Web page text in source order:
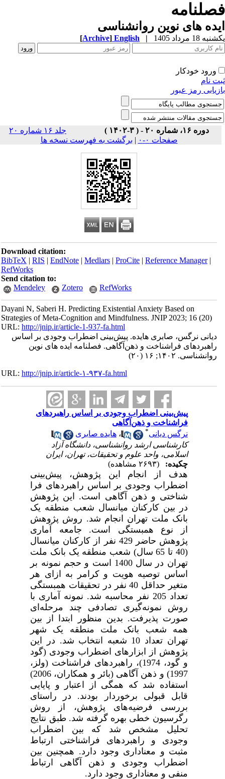
های نوین روانشناسی
18 مرداد 1405 |
English
[Archive]
ورود خودکار
نام
رمز عبور
دوره ۱۶، شماره ۲۰ - ( ۳-۱۴۰۲ )
جلد ۱۶ شماره ۲۰
صفحات ۰-۰
| برگشت به فهرست نسخه ها
Download citation:
BibTeX|RIS|EndNote|Medlars|ProCite|Reference Manager
RefWorks
Send citation to:
Mendeley
Zotero RefWorks
Dayani N, Saberi H. Predicting Existential Anxiety Based on
Strategies of Meta-Cognition and Mindfulness. JNIP 2023; 16 (20)
URL:http://jnip.ir/article-1-937-fa.html
دیانی نرگس، صابری هایده. پیش‌بینی اضطراب وجودی بر اساس
راهبردهای فراشناخت و ذهن‌آگاهی. فصلنامه ایده های نوین
روانشناسی. ۱۴۰۲; ۱۶ (۲۰)
URL:http://jnip.ir/article-۱-۹۳۷-fa.html
پیش‌بینی اضطراب وجودی بر اساس راهبردهای
فراشناخت و ذهن‌آگاهی
نرگس دیانی
،هایده صابری
کارشناسی ارشد روانشناسی، دانشگاه آزاد
اسلامی، واحد علوم و تحقیقات، تهران، ایران
چکیده:
هدف از انجام این پژوهش، پیش‌بینی
اضطراب وجودی بر اساس راهبردهای فرا
شناختی و ذهن آگاهی است. این پژوهش
در بین کارکنان میانسال شعب منطقه یک
بانک ملت تهران انجام شد. روش پژوهش
از نوع همبستگی است.
جامعه آماری
پژوهش حاضر 429 نفر از کارکنان میانسال
(40 تا 65 سال) شعب منطقه یک بانک ملت
تهران در سال 1400 است و حجم نمونه بر
اساس توصیه هویت و کرامر به ازای هر
متغیر حداقل 40 نفر در تحقیقات همبستگی
تعداد 205 نفر محاسبه شد
.نمونه آماری با
روش نمونه‌گیری تصادفی چند مرحله‌ای
صورت پذیرفت. بدین منظور ابتدا از بین
همه شعب بانک ملت منطقه یک شهر
تهران تعداد 10 شعبه انتخاب شد. در این
پژوهش از ابزارهای اضطراب وجودی (گود
و گود، 1974)، راهبردهای فراشناخت (ولز،
1997) و ذهن آگاهی (بائر و همکاران، 2006)
استفاده شد که همگی از اعتبار و پایایی
قابل قبولی برخوردار بودند. در راستای
بررسی فرضیه‌های پژوهش، از روش
رگرسیون خطی بهره گرفته شد. طبق نتایج
تحلیل مشخص شد که بین اضطراب
وجودی و راهبردهای فراشناختی ارتباط
مثبت و معناداری وجود دارد. همچنین بین
اضطراب وجودی و ذهن آگاهی ارتباط
منفی و معناداری وجود دارد.